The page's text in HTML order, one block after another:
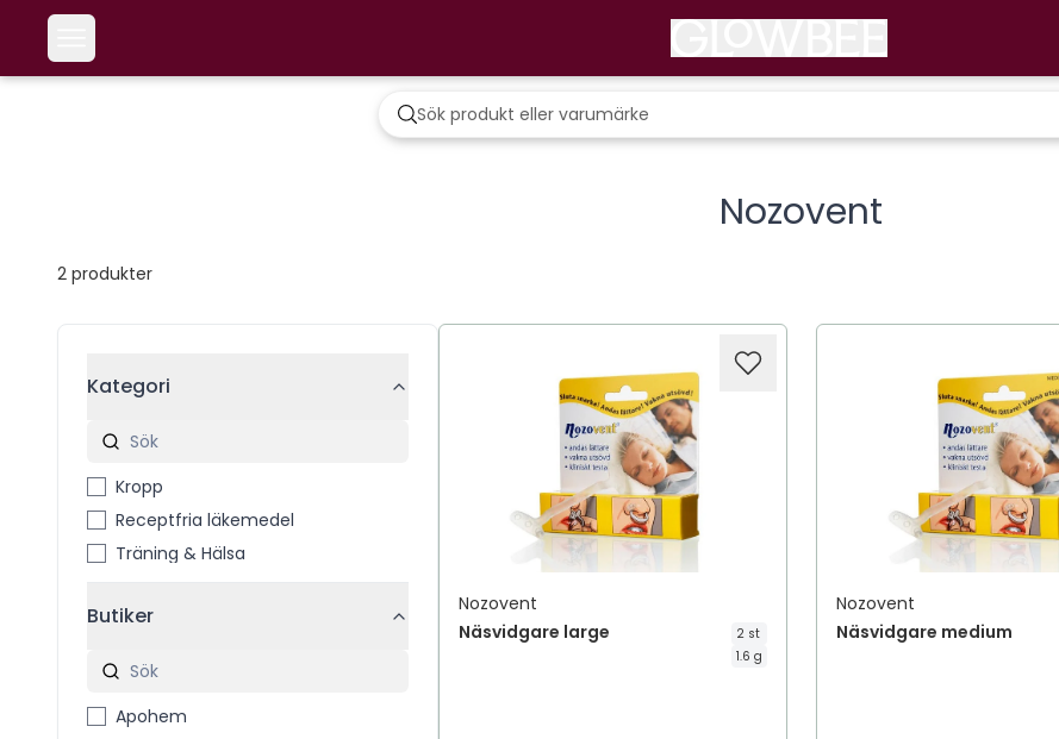
Nozovent
2 produkter
Kategori
Kropp
Receptfria läkemedel
Träning & Hälsa
Butiker
Apohem
Nozovent
Näsvidgare large
2 st
1.6 g
Nozovent
Näsvidgare medium